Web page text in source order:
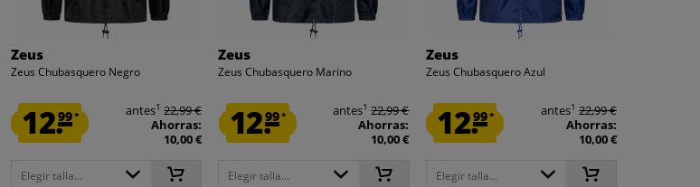
Zeus
Zeus Chubasquero Negro
12.99* antes1 22,99 €
Ahorras:
10,00 €
Elegir talla...
Zeus
Zeus Chubasquero Marino
12.99* antes1 22,99 €
Ahorras:
10,00 €
Elegir talla...
Zeus
Zeus Chubasquero Azul
12.99* antes1 22,99 €
Ahorras:
10,00 €
Elegir talla...